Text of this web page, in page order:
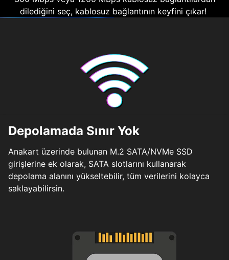
dilediğini seç, kablosuz bağlantının keyfini çıkar!
Depolamada Sınır Yok
Anakart üzerinde bulunan M.2 SATA/NVMe SSD
girişlerine ek olarak, SATA slotlarını kullanarak
depolama alanını yükseltebilir, tüm verilerini kolayca
saklayabilirsin.